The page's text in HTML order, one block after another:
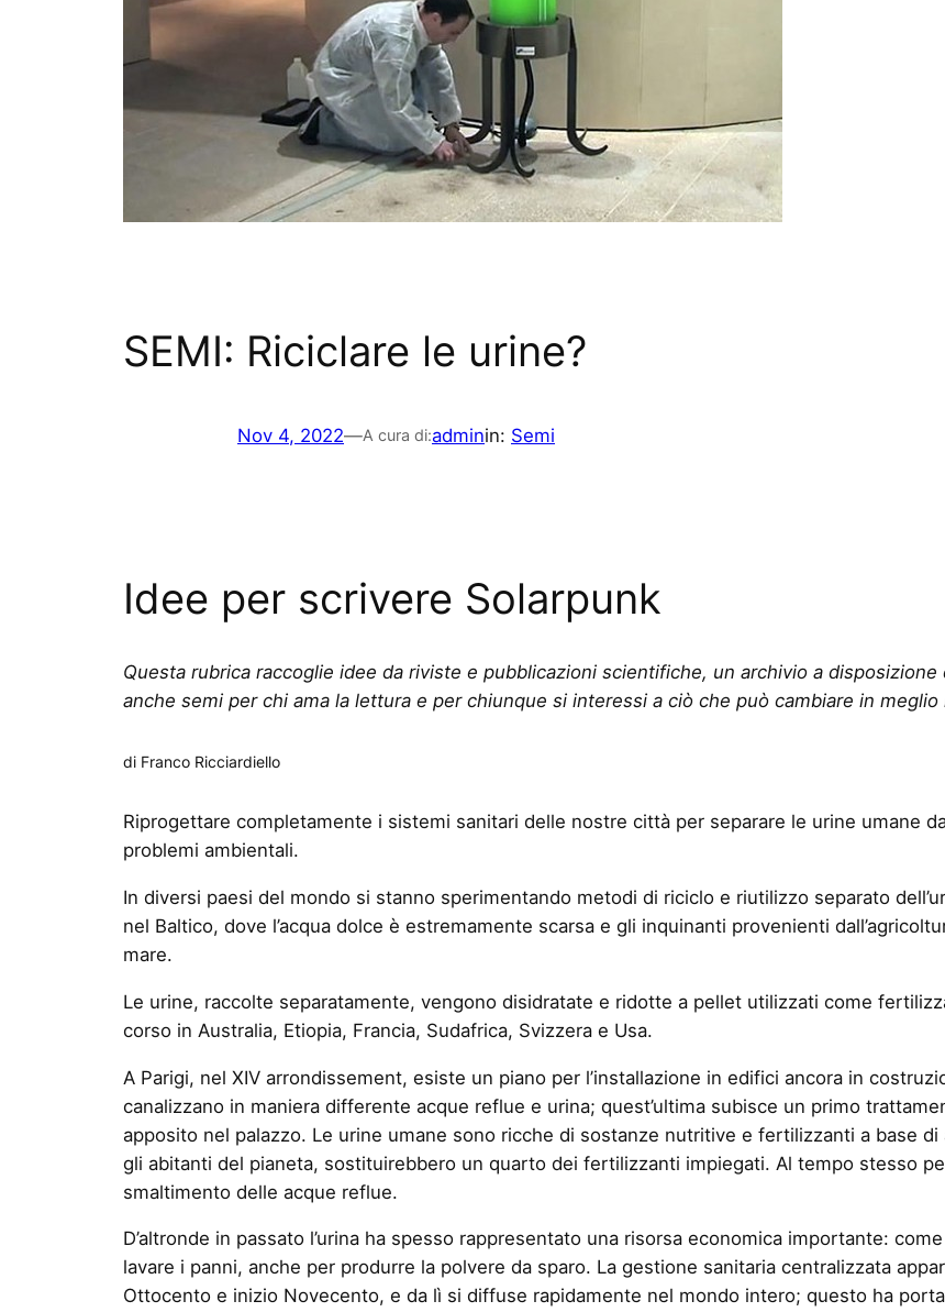
SEMI: Riciclare le urine?
Nov 4, 2022—A cura di:adminin: Semi
Idee per scrivere Solarpunk
Questa rubrica raccoglie idee da riviste e pubblicazioni scientifiche, un archivio a
anche semi per chi ama la lettura e per chiunque si interessi a ciò che può cambiare in
di Franco Ricciardiello
Riprogettare completamente i sistemi sanitari delle nostre città per separare le urine umane
problemi ambientali.
In diversi paesi del mondo si stanno sperimentando metodi di riciclo e riutilizzo separato
nel Baltico, dove l’acqua dolce è estremamente scarsa e gli inquinanti provenienti
mare.
Le urine, raccolte separatamente, vengono disidratate e ridotte a pellet utilizzati come
corso in Australia, Etiopia, Francia, Sudafrica, Svizzera e Usa.
A Parigi, nel XIV arrondissement, esiste un piano per l’installazione in edifici ancora in
canalizzano in maniera differente acque reflue e urina; quest’ultima subisce un primo
apposito nel palazzo. Le urine umane sono ricche di sostanze nutritive e fertilizzanti a base
gli abitanti del pianeta, sostituirebbero un quarto dei fertilizzanti impiegati. Al tempo stesso
smaltimento delle acque reflue.
D’altronde in passato l’urina ha spesso rappresentato una risorsa economica importante:
lavare i panni, anche per produrre la polvere da sparo. La gestione sanitaria centralizzata
Ottocento e inizio Novecento, e da lì si diffuse rapidamente nel mondo intero; questo ha